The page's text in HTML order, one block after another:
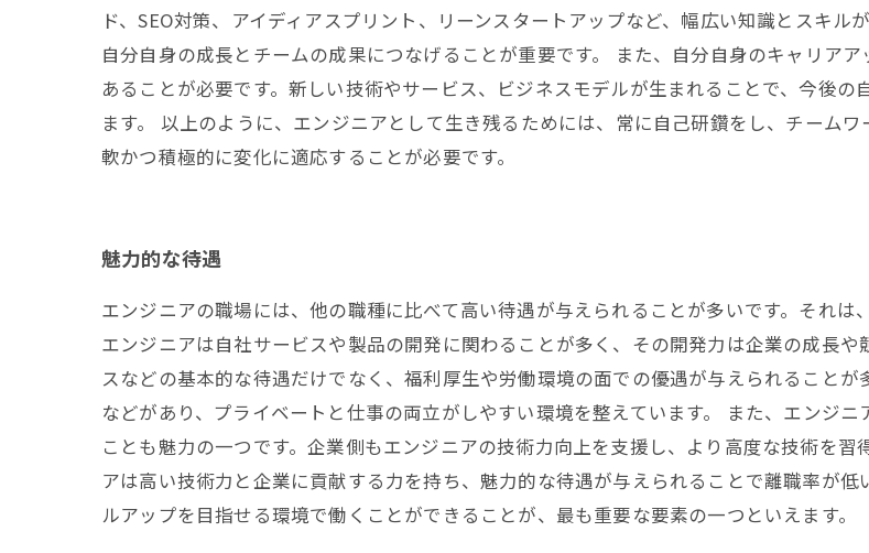
ド、SEO対策、アイディアスプリント、リーンスタートアップなど、幅広い知識とスキル
自分自身の成長とチームの成果につなげることが重要です。 また、自分自身のキャリア
あることが必要です。新しい技術やサービス、ビジネスモデルが生まれることで、今後
ます。 以上のように、エンジニアとして生き残るためには、常に自己研鑽をし、チーム
軟かつ積極的に変化に適応することが必要です。
魅力的な待遇
エンジニアの職場には、他の職種に比べて高い待遇が与えられることが多いです。それは
エンジニアは自社サービスや製品の開発に関わることが多く、その開発力は企業の成長
スなどの基本的な待遇だけでなく、福利厚生や労働環境の面での優遇が与えられること
などがあり、プライベートと仕事の両立がしやすい環境を整えています。 また、エンジ
ことも魅力の一つです。企業側もエンジニアの技術力向上を支援し、より高度な技術を
アは高い技術力と企業に貢献する力を持ち、魅力的な待遇が与えられることで離職率が
ルアップを目指せる環境で働くことができることが、最も重要な要素の一つといえます。